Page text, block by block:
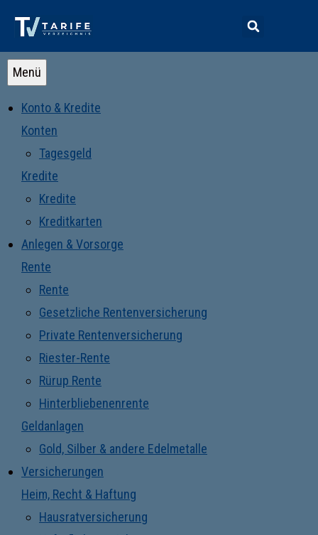
Menü
Konto & Kredite
Konten
Tagesgeld
Kredite
Kredite
Kreditkarten
Anlegen & Vorsorge
Rente
Rente
Gesetzliche Rentenversicherung
Private Rentenversicherung
Riester-Rente
Rürup Rente
Hinterbliebenenrente
Geldanlagen
Gold, Silber & andere Edelmetalle
Versicherungen
Heim, Recht & Haftung
Hausratversicherung